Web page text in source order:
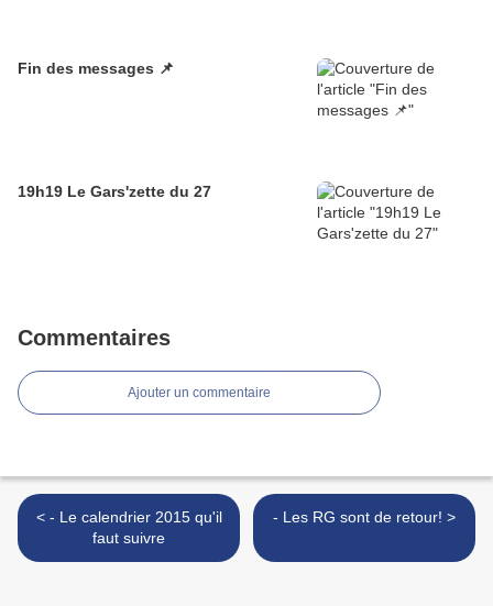
Fin des messages 📌
19h19 Le Gars'zette du 27
Commentaires
Ajouter un commentaire
< - Le calendrier 2015 qu'il
faut suivre
- Les RG sont de retour! >